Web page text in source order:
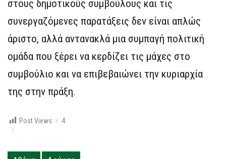
στους δημοτικούς συμβούλους και τις
συνεργαζόμενες παρατάξεις δεν είναι απλώς
άριστο, αλλά αντανακλά μια συμπαγή πολιτική
ομάδα που ξέρει να κερδίζει τις μάχες στο
συμβούλιο και να επιβεβαιώνει την κυριαρχία
της στην πράξη.
Post Views: 4